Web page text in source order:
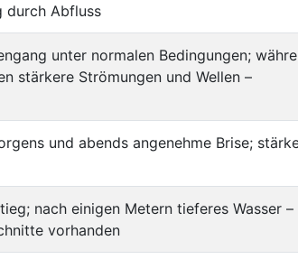
durch Abfluss
unter normalen Bedingungen;
stärkere Strömungen und Wellen –
und abends angenehme Brise;
nach einigen Metern tieferes Wasser –
vorhanden